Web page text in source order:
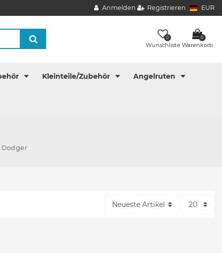
Anmelden Registrieren EUR
0
Wunschliste
0
Warenkorb
Kleinteile/Zubehör Angelruten
Dodger